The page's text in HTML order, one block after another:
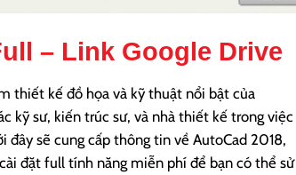
– Link Google Drive
thiết kế đồ họa và kỹ thuật nổi bật của
kỹ sư, kiến trúc sư, và nhà thiết kế trong việc
đây sẽ cung cấp thông tin về AutoCad 2018,
đặt full tính năng miễn phí để bạn có thể sử